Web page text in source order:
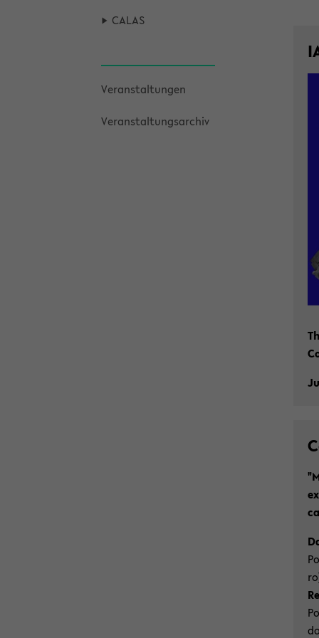
CALAS
Ver­an­stal­tun­gen
Ver­an­stal­tungs­ar­chiv